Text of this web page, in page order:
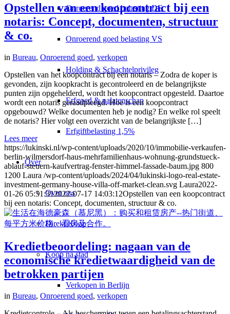
Onroerend goed belasting DE
Onroerend goed belasting VS
Holding & Schachtelprivileg
Erfgoed & nalatenschap
Erfgiftbelasting 1,5%
Over
Over ons
Direkt Koop
Koop na stad
Verkopen in Berlijn
Opstellen van een koopcontract bij een
notaris: Concept, documenten, structuur
& co.
in Bureau, Onroerend goed, verkopen
Opstellen van het koopcontract bij een notaris – Zodra de koper is
gevonden, zijn koopkracht is gecontroleerd en de belangrijkste
punten zijn opgehelderd, wordt het koopcontract opgesteld. Daartoe
wordt een notaris geraadpleegd. Hoe is een koopcontract
opgebouwd? Welke documenten heb je nodig? En welke rol speelt
de notaris? Hier volgt een overzicht van de belangrijkste […]
Lees meer
https://lukinski.nl/wp-content/uploads/2020/10/immobilie-verkaufen-
berlin-wilmersdorf-haus-mehrfamilienhaus-wohnung-grundstueck-
ablauf-steuern-kaufvertrag-fenster-himmel-fassade-baum.jpg 800
1200 Laura /wp-content/uploads/2024/04/lukinski-logo-real-estate-
investment-germany-house-villa-off-market-clean.svg Laura2022-
01-26 05:51:312022-07-17 14:03:12Opstellen van een koopcontract
bij een notaris: Concept, documenten, structuur & co.
Kredietbeoordeling: nagaan van de
economische kredietwaardigheid van de
betrokken partijen
in Bureau, Onroerend goed, verkopen